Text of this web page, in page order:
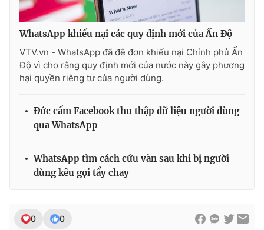
® Cấm sao chép dưới mọi hình thức nếu không có sự chấp
thuận bằng văn bản. Ghi rõ nguồn VTV.vn khi phát hành lại
thông tin từ website này.
WhatsApp khiếu nại các quy định mới của Ấn Độ
VTV.vn - WhatsApp đã đệ đơn khiếu nại Chính phủ Ấn
Độ vì cho rằng quy định mới của nước này gây phương
hại quyền riêng tư của người dùng.
Đức cấm Facebook thu thập dữ liệu người dùng
qua WhatsApp
WhatsApp tìm cách cứu vãn sau khi bị người
dùng kêu gọi tẩy chay
0 0